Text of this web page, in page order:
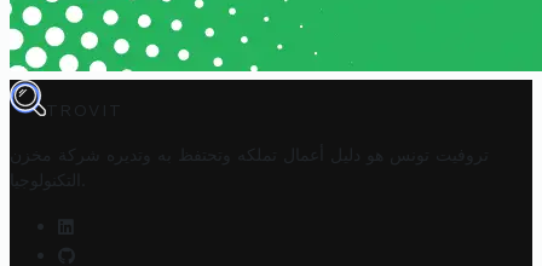
TROVIT
تروفيت تونس هو دليل أعمال تملكه وتحتفظ به وتديره
شركة مخزن
التكنولوجيا